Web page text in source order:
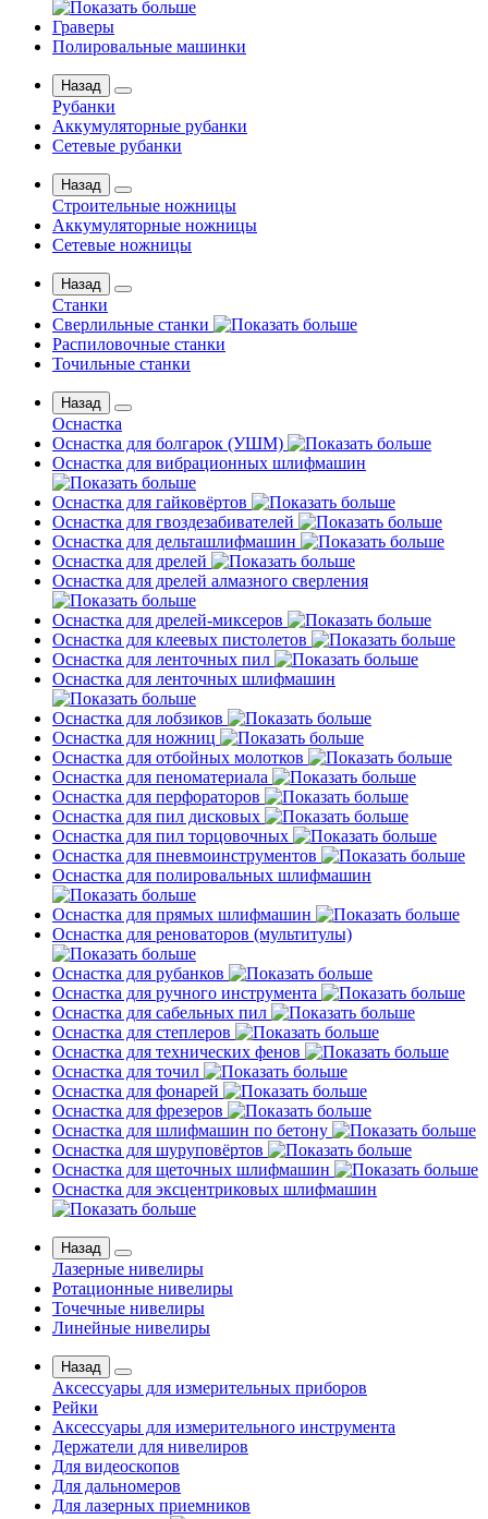
Граверы
Полировальные машинки
Назад
Рубанки
Аккумуляторные рубанки
Сетевые рубанки
Назад
Строительные ножницы
Аккумуляторные ножницы
Сетевые ножницы
Назад
Станки
Сверлильные станки
Распиловочные станки
Точильные станки
Назад
Оснастка
Оснастка для болгарок (УШМ)
Оснастка для вибрационных шлифмашин
Оснастка для гайковёртов
Оснастка для гвоздезабивателей
Оснастка для дельташлифмашин
Оснастка для дрелей
Оснастка для дрелей алмазного сверления
Оснастка для дрелей-миксеров
Оснастка для клеевых пистолетов
Оснастка для ленточных пил
Оснастка для ленточных шлифмашин
Оснастка для лобзиков
Оснастка для ножниц
Оснастка для отбойных молотков
Оснастка для пеноматериала
Оснастка для перфораторов
Оснастка для пил дисковых
Оснастка для пил торцовочных
Оснастка для пневмоинструментов
Оснастка для полировальных шлифмашин
Оснастка для прямых шлифмашин
Оснастка для реноваторов (мультитулы)
Оснастка для рубанков
Оснастка для ручного инструмента
Оснастка для сабельных пил
Оснастка для степлеров
Оснастка для технических фенов
Оснастка для точил
Оснастка для фонарей
Оснастка для фрезеров
Оснастка для шлифмашин по бетону
Оснастка для шуруповёртов
Оснастка для щеточных шлифмашин
Оснастка для эксцентриковых шлифмашин
Назад
Лазерные нивелиры
Ротационные нивелиры
Точечные нивелиры
Линейные нивелиры
Назад
Аксессуары для измерительных приборов
Рейки
Аксессуары для измерительного инструмента
Держатели для нивелиров
Для видеоскопов
Для дальномеров
Для лазерных приемников